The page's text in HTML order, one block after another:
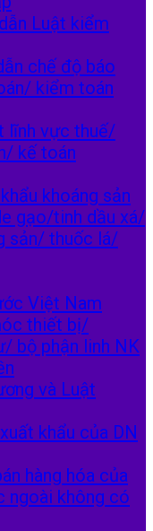
Luật kiểm
chế độ báo
kiểm toán
lĩnh vực thuế/
kế toán
khoáng sản
gạo/tinh dầu xá/
sản/ thuốc lá/
Việt Nam
thiết bị/
bộ phận linh NK
và Luật
khẩu của DN
hàng hóa của
ngoài không có